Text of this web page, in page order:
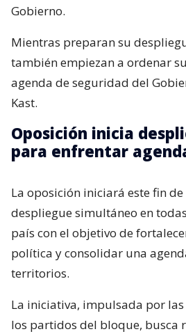
Gobierno.
Mientras preparan su
también empiezan a ordenar
agenda de seguridad del
Kast.
Oposición inicia
para enfrentar
La oposición iniciará este fin
despliegue simultáneo en
país con el objetivo de
política y consolidar una
territorios.
La iniciativa, impulsada por
los partidos del bloque, busca